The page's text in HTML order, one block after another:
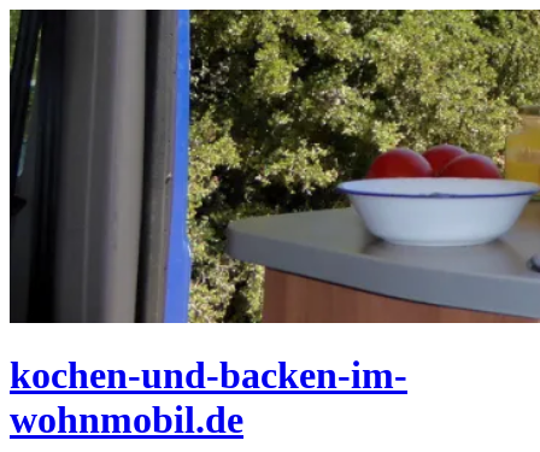
Zum
Inhalt
springen
kochen-und-backen-im-
wohnmobil.de